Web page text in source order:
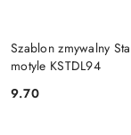
Szablon zmywalny
motyle KSTDL94
Cena:
9.70